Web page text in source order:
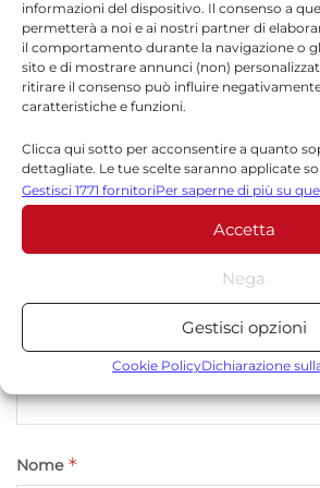
informazioni del dispositivo. Il consenso a
permetterà a noi e ai nostri partner di
il comportamento durante la navigazione o
sito e di mostrare annunci (non)
ritirare il consenso può influire
caratteristiche e funzioni.
Clicca qui sotto per acconsentire a quanto
dettagliate. Le tue scelte saranno applicate
sito. È possibile modificare le impostazioni in
compreso il ritiro del consenso, utilizzando i
Policy o cliccando sul pulsante di gestione
inferiore dello schermo.
Statistiche
Archiviare informazioni su dispositivo e/o
prestazioni degli annunci, Misurare le
combinazione di dati provenienti da fonti
Marketing
Gestisci 1771 fornitoriPer saperne di più su
Accetta
Nega
Gestisci opzioni
Cookie PolicyDichiarazione
Lascia un commento
obbligatori sono contrassegnati*
Commento*
Nome *